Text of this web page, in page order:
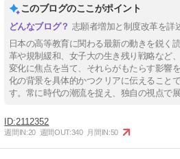
このブログのここがポイント
志願者増加と制度改革を詳
日本の高等教育に関わる最新の動きを鋭く
革や規制緩和、女子大の生き残り戦略など
変化に焦点を当て、それらがもたらす影響
化の背景を具体的かつクリアに伝えること
す。常に時代の潮流を捉え、独自の視点で
2112352
週間IN:20 週間OUT:340 月間IN:50